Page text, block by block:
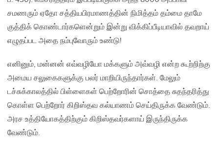
சமணரும் ஏதோ சத்தியபிரமாணத்தின் நிமித்தம் தம்மை தாமே
குத்திக் கொண்டார்களென்றும் இன்று விக்கிப்பீடியாவில் தவறாய்
எழுதப்பட அதை நம்புவோரும் உண்டு!
எனினும், மன்னன் எவ்வழியோ மக்களும் அவ்வழி என்ற கூற்றிற்கு
அமைய சலுகைகளுக்கு பலர் மாறியிருந்தார்கள். மேலும்
டச்சுக்காலத்தில் பிள்ளைகள் பெற்றோரின் சொத்தை சுதந்தரித்து
கொள்ள பெற்றோர் கிறிஸ்தவ கல்யாணம் செய்திருக்க வேண்டும்.
அரச உத்தியோகத்திற்கும் கிறிஸ்தவர்களாய் இருந்திருக்க
வேண்டும்.